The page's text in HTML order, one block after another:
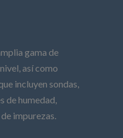
gama de
así como
incluyen sondas,
de humedad,
impurezas.